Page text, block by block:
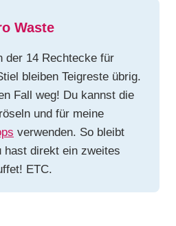
Waste
der 14 Rechtecke für
bleiben Teigreste übrig.
Fall weg! Du kannst die
und für meine
verwenden. So bleibt
hast direkt ein zweites
ETC.